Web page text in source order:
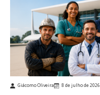
Giácomo Oliveira 8 de julho de 2026